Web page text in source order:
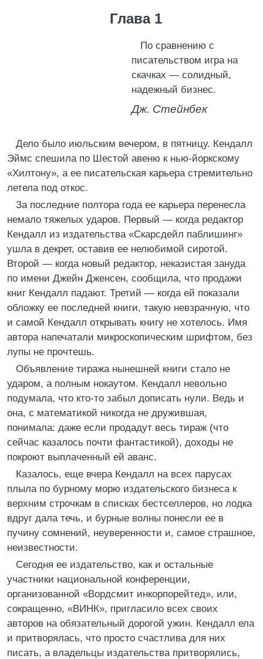
Глава 1
По сравнению с
писательством игра на
скачках — солидный,
надежный бизнес.
Дж. Стейнбек
Дело было июльским вечером, в пятницу. Кендалл
Эймс спешила по Шестой авеню к нью-йоркскому
«Хилтону», а ее писательская карьера стремительно
летела под откос.
За последние полтора года ее карьера перенесла
немало тяжелых ударов. Первый — когда редактор
Кендалл из издательства «Скарсдейл паблишинг»
ушла в декрет, оставив ее нелюбимой сиротой.
Второй — когда новый редактор, неказистая зануда
по имени Джейн Дженсен, сообщила, что продажи
книг Кендалл падают. Третий — когда ей показали
обложку ее последней книги, такую невзрачную, что
и самой Кендалл открывать книгу не хотелось. Имя
автора напечатали микроскопическим шрифтом, без
лупы не прочтешь.
Объявление тиража нынешней книги стало не
ударом, а полным нокаутом. Кендалл невольно
подумала, что кто-то забыл дописать нули. Ведь и
она, с математикой никогда не дружившая,
понимала: даже если продадут весь тираж (что
сейчас казалось почти фантастикой), доходы не
покроют выплаченный ей аванс.
Казалось, еще вчера Кендалл на всех парусах
плыла по бурному морю издательского бизнеса к
верхним строчкам в списках бестселлеров, но лодка
вдруг дала течь, и бурные волны понесли ее в
пучину сомнений, неуверенности и, самое страшное,
неизвестности.
Сегодня ее издательство, как и остальные
участники национальной конференции,
организованной «Вордсмит инкорпорейтед», или,
сокращенно, «ВИНК», пригласило всех своих
авторов на обязательный дорогой ужин. Кендалл ела
и притворялась, что просто счастлива для них
писать, а владельцы издательства притворялись,